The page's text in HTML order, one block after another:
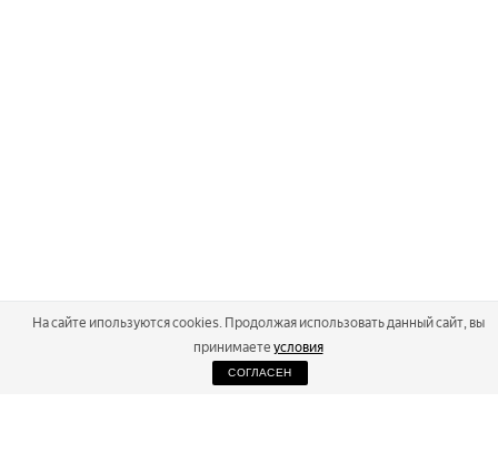
На сайте ипользуются cookies. Продолжая использовать данный сайт, вы
принимаете условия
СОГЛАСЕН